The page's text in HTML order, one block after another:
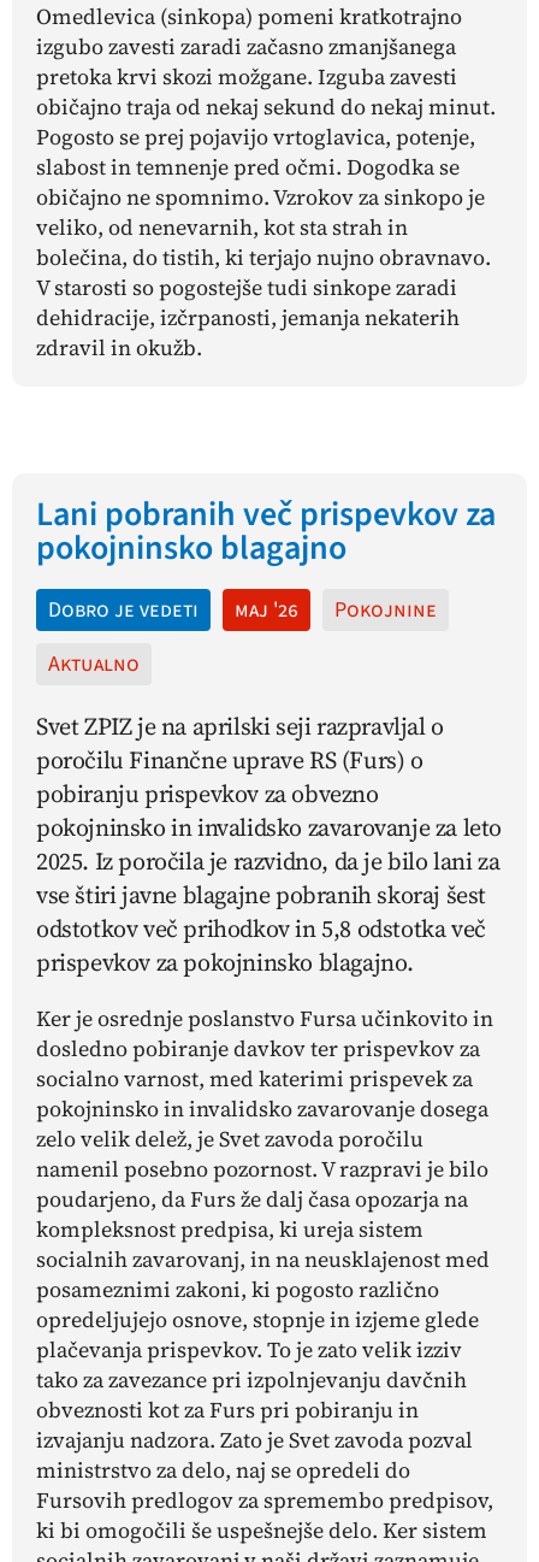
Omedlevica (sinkopa) pomeni kratkotrajno
izgubo zavesti zaradi začasno zmanjšanega
pretoka krvi skozi možgane. Izguba zavesti
običajno traja od nekaj sekund do nekaj minut.
Pogosto se prej pojavijo vrtoglavica, potenje,
slabost in temnenje pred očmi. Dogodka se
običajno ne spomnimo. Vzrokov za sinkopo je
veliko, od nenevarnih, kot sta strah in
bolečina, do tistih, ki terjajo nujno obravnavo.
V starosti so pogostejše tudi sinkope zaradi
dehidracije, izčrpanosti, jemanja nekaterih
zdravil in okužb.
Lani pobranih več prispevkov za
pokojninsko blagajno
Dobro je vedeti maj '26
Pokojnine
Aktualno
Svet ZPIZ je na aprilski seji razpravljal o
poročilu Finančne uprave RS (Furs) o
pobiranju prispevkov za obvezno
pokojninsko in invalidsko zavarovanje za leto
2025. Iz poročila je razvidno, da je bilo lani za
vse štiri javne blagajne pobranih skoraj šest
odstotkov več prihodkov in 5,8 odstotka več
prispevkov za pokojninsko blagajno.
Ker je osrednje poslanstvo Fursa učinkovito in
dosledno pobiranje davkov ter prispevkov za
socialno varnost, med katerimi prispevek za
pokojninsko in invalidsko zavarovanje dosega
zelo velik delež, je Svet zavoda poročilu
namenil posebno pozornost. V razpravi je bilo
poudarjeno, da Furs že dalj časa opozarja na
kompleksnost predpisa, ki ureja sistem
socialnih zavarovanj, in na neusklajenost med
posameznimi zakoni, ki pogosto različno
opredeljujejo osnove, stopnje in izjeme glede
plačevanja prispevkov. To je zato velik izziv
tako za zavezance pri izpolnjevanju davčnih
obveznosti kot za Furs pri pobiranju in
izvajanju nadzora. Zato je Svet zavoda pozval
ministrstvo za delo, naj se opredeli do
Fursovih predlogov za spremembo predpisov,
ki bi omogočili še uspešnejše delo. Ker sistem